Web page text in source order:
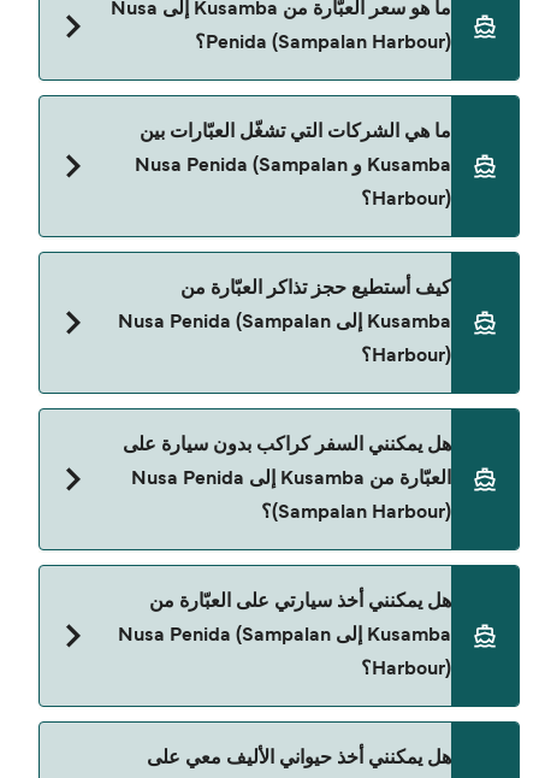
(Sampalan Harbour) تقريباً 20 دقائق. مدة الإبحار
ممكن تختلف حسب الموسم والشركة، لذلك ننصحك
بمراجعة الأوقات المباشرة باستخدام Direct Ferries
ما هو سعر العبّارة من Kusamba إلى Nusa
Penida (Sampalan Harbour)؟
(Sampalan Harbour) يختلف حسب الموسم. متوسط
سعر الرحلة هو 93٫10 ر.ق.‏SAR. السعر لا يشمل رسوم
الحجز.
ما هي الشركات التي تشغّل العبّارات بين
Kusamba و Nusa Penida (Sampalan
Harbour)؟
من Kusamba إلى Nusa Penida (Sampalan
Harbour).
كيف أستطيع حجز تذاكر العبّارة من
Kusamba إلى Nusa Penida (Sampalan
Harbour)؟
صفحة العروض لمعرفة أحدث التخفيضات.
هل يمكنني السفر كراكب بدون سيارة على
العبّارة من Kusamba إلى Nusa Penida
(Sampalan Harbour)؟
The Angkal Fast Cruise
هل يمكنني أخذ سيارتي على العبّارة من
Kusamba إلى Nusa Penida (Sampalan
Harbour)؟
حالياً لا يُسمح للسيارات بالركوب على العبّارة من
هل يمكنني أخذ حيواني الأليف معي على